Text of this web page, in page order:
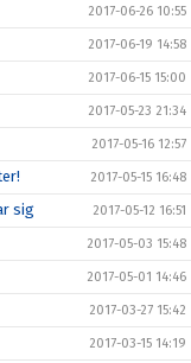
2017-06-26 10:55
2017-06-19 14:58
2017-06-15 15:00
2017-05-23 21:34
2017-05-16 12:57
2017-05-15 16:48
sig 2017-05-12 16:51
2017-05-03 15:48
2017-05-01 14:46
2017-03-27 15:42
2017-03-15 14:19